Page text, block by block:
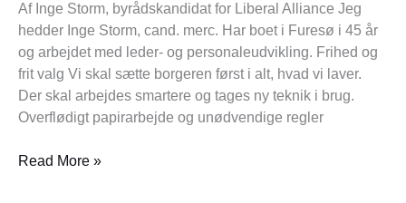
Af Inge Storm, byrådskandidat for Liberal Alliance Jeg
hedder Inge Storm, cand. merc. Har boet i Furesø i 45 år
og arbejdet med leder- og personaleudvikling. Frihed og
frit valg Vi skal sætte borgeren først i alt, hvad vi laver.
Der skal arbejdes smartere og tages ny teknik i brug.
Overflødigt papirarbejde og unødvendige regler
noget!
Read More »